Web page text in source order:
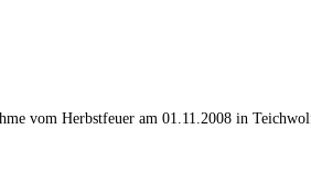
vom Herbstfeuer am 01.11.2008 in